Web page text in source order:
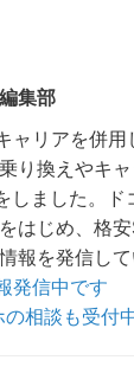
集部
ャリアを併用
り換えやキ
しました。ド
はじめ、格
報を発信して
発信中です
の相談も受付